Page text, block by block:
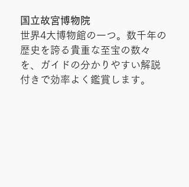
国立故宮博物院
世界4大博物館の一つ。数千年の
歴史を誇る貴重な至宝の数々
を、ガイドの分かりやすい解説
付きで効率よく鑑賞します。